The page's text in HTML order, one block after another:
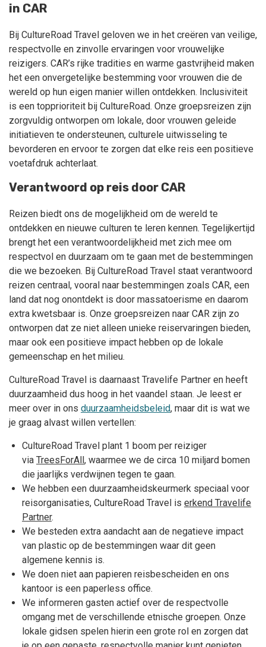
in CAR
Bij CultureRoad Travel geloven we in het creëren van veilige,
respectvolle en zinvolle ervaringen voor vrouwelijke
reizigers. CAR’s rijke tradities en warme gastvrijheid maken
het een onvergetelijke bestemming voor vrouwen die de
wereld op hun eigen manier willen ontdekken. Inclusiviteit
is een topprioriteit bij CultureRoad. Onze groepsreizen zijn
zorgvuldig ontworpen om lokale, door vrouwen geleide
initiatieven te ondersteunen, culturele uitwisseling te
bevorderen en ervoor te zorgen dat elke reis een positieve
voetafdruk achterlaat.
Verantwoord op reis door CAR
Reizen biedt ons de mogelijkheid om de wereld te
ontdekken en nieuwe culturen te leren kennen. Tegelijkertijd
brengt het een verantwoordelijkheid met zich mee om
respectvol en duurzaam om te gaan met de bestemmingen
die we bezoeken. Bij CultureRoad Travel staat verantwoord
reizen centraal, vooral naar bestemmingen zoals CAR, een
land dat nog onontdekt is door massatoerisme en daarom
extra kwetsbaar is. Onze groepsreizen naar CAR zijn zo
ontworpen dat ze niet alleen unieke reiservaringen bieden,
maar ook een positieve impact hebben op de lokale
gemeenschap en het milieu.
CultureRoad Travel is daarnaast Travelife Partner en heeft
duurzaamheid dus hoog in het vaandel staan. Je leest er
meer over in ons duurzaamheidsbeleid, maar dit is wat we
je graag alvast willen vertellen:
CultureRoad Travel plant 1 boom per reiziger
via TreesForAll, waarmee we de circa 10 miljard bomen
die jaarlijks verdwijnen tegen te gaan.
We hebben een duurzaamheidskeurmerk speciaal voor
reisorganisaties, CultureRoad Travel is erkend Travelife
Partner.
We besteden extra aandacht aan de negatieve impact
van plastic op de bestemmingen waar dit geen
algemene kennis is.
We doen niet aan papieren reisbescheiden en ons
kantoor is een paperless office.
We informeren gasten actief over de respectvolle
omgang met de verschillende etnische groepen. Onze
lokale gidsen spelen hierin een grote rol en zorgen dat